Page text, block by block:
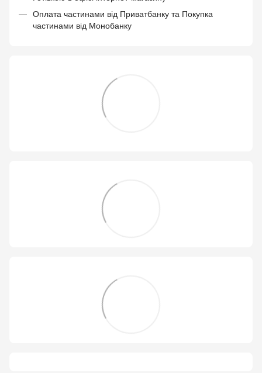
Оплата частинами від Приватбанку та Покупка
частинами від Монобанку